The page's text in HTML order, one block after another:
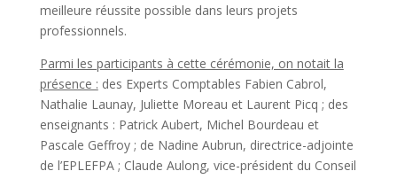
meilleure réussite possible dans leurs projets
professionnels.
Parmi les participants à cette cérémonie, on notait la
présence : des Experts Comptables Fabien Cabrol,
Nathalie Launay, Juliette Moreau et Laurent Picq ; des
enseignants : Patrick Aubert, Michel Bourdeau et
Pascale Geffroy ; de Nadine Aubrun, directrice-adjointe
de l’EPLEFPA ; Claude Aulong, vice-président du Conseil